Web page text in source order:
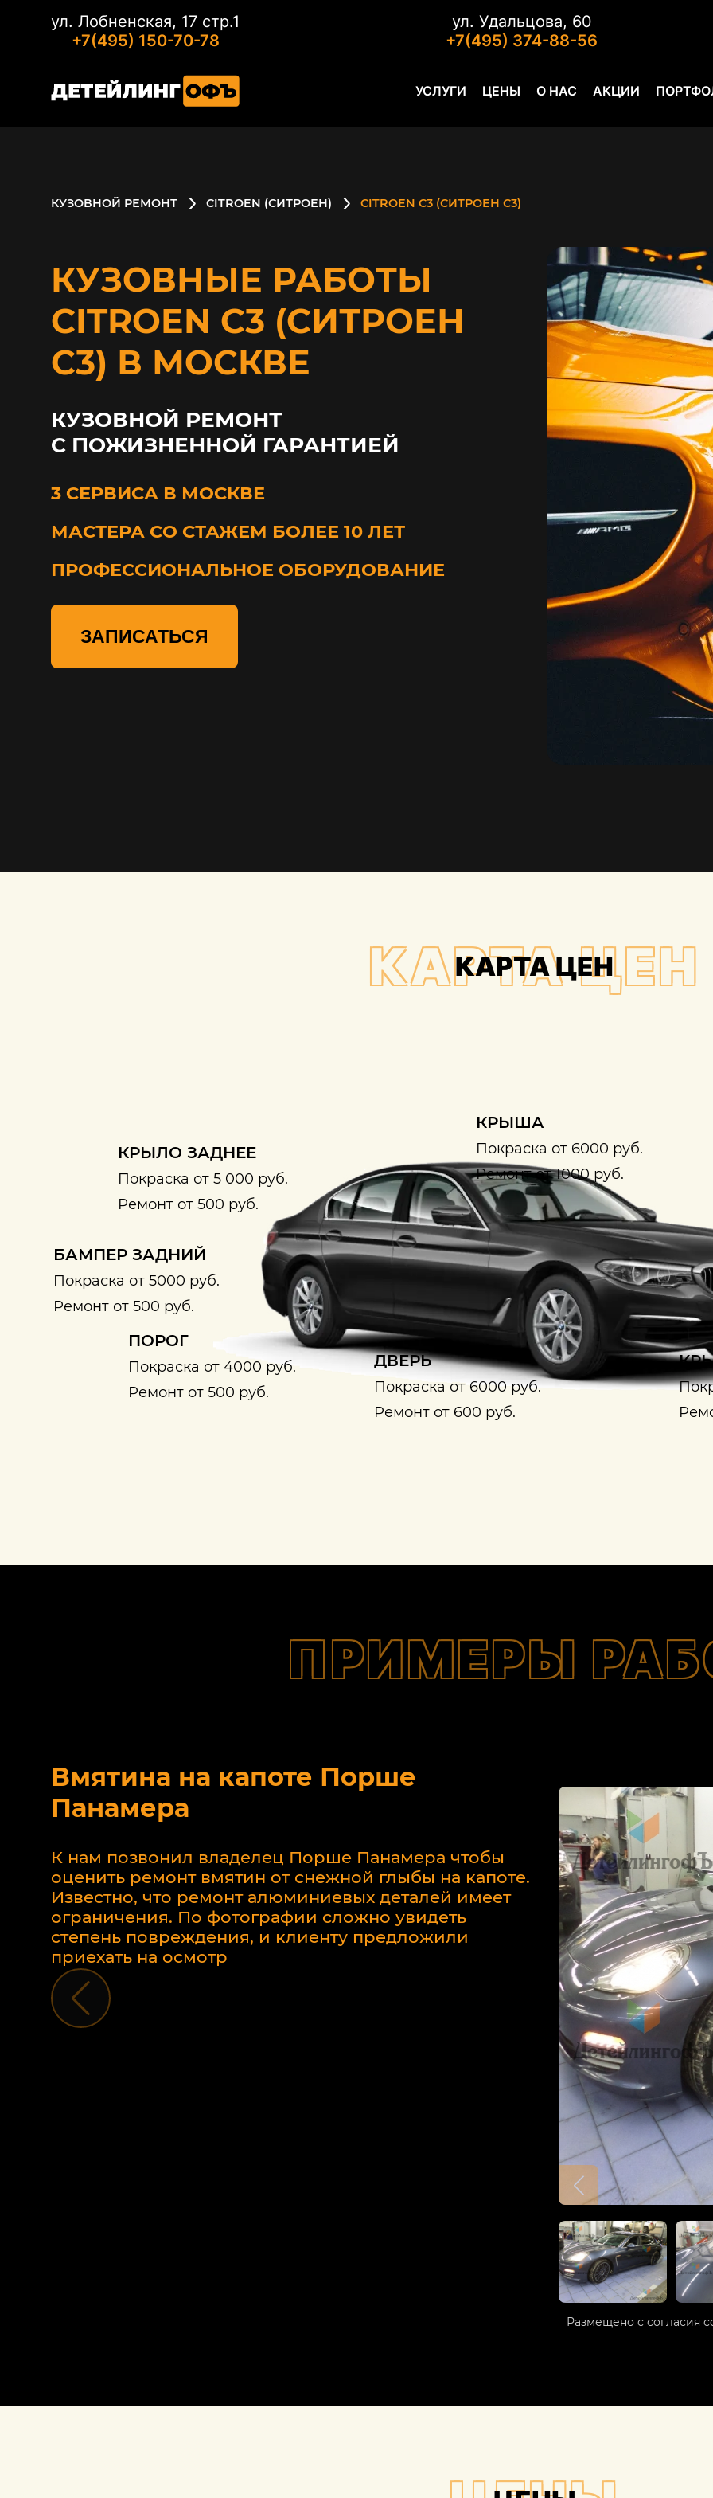
ул. Лобненская, 17 стр.1
+7(495) 150-70-78
ул. Удальцова, 60
+7(495) 374-88-56
УСЛУГИ ЦЕНЫ О НАС АКЦИИ
КУЗОВНОЙ РЕМОНТ CITROEN (СИТРОЕН) CITROEN C3 (СИТРОЕН С3)
КУЗОВНЫЕ РАБОТЫ
CITROEN C3 (СИТРОЕН
С3) В МОСКВЕ
КУЗОВНОЙ РЕМОНТ
С ПОЖИЗНЕННОЙ ГАРАНТИЕЙ
3 СЕРВИСА В МОСКВЕ
МАСТЕРА СО СТАЖЕМ БОЛЕЕ 10 ЛЕТ
ПРОФЕССИОНАЛЬНОЕ ОБОРУДОВАНИЕ
ЗАПИСАТЬСЯ
КАРТА ЦЕН
КАРТА ЦЕН
КРЫША
Покраска от 6000 руб.
Ремонт от 1000 руб.
КРЫЛО ЗАДНЕЕ
Покраска от 5 000 руб.
Ремонт от 500 руб.
БАМПЕР ЗАДНИЙ
Покраска от 5000 руб.
Ремонт от 500 руб.
ПОРОГ
Покраска от 4000 руб.
Ремонт от 500 руб.
ДВЕРЬ
Покраска от 6000 руб.
Ремонт от 600 руб.
ПРИМЕРЫ
Вмятина на капоте Порше
Панамера
К нам позвонил владелец Порше Панамера чтобы
оценить ремонт вмятин от снежной глыбы на капоте.
Известно, что ремонт алюминиевых деталей имеет
ограничения. По фотографии сложно увидеть
степень повреждения, и клиенту предложили
приехать на осмотр
Размещено с согласия